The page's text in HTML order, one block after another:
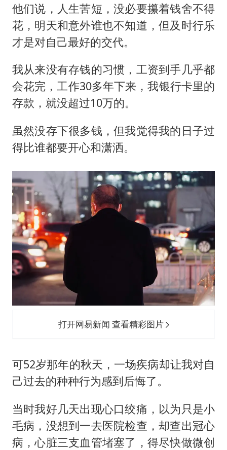
他们说，人生苦短，没必要攥着钱舍不得
花，明天和意外谁也不知道，但及时行乐
才是对自己最好的交代。
我从来没有存钱的习惯，工资到手几乎都
会花完，工作30多年下来，我银行卡里的
存款，就没超过10万的。
虽然没存下很多钱，但我觉得我的日子过
得比谁都要开心和潇洒。
打开网易新闻 查看精彩图片
可52岁那年的秋天，一场疾病却让我对自
己过去的种种行为感到后悔了。
当时我好几天出现心口绞痛，以为只是小
毛病，没想到一去医院检查，却查出冠心
病，心脏三支血管堵塞了，得尽快做微创